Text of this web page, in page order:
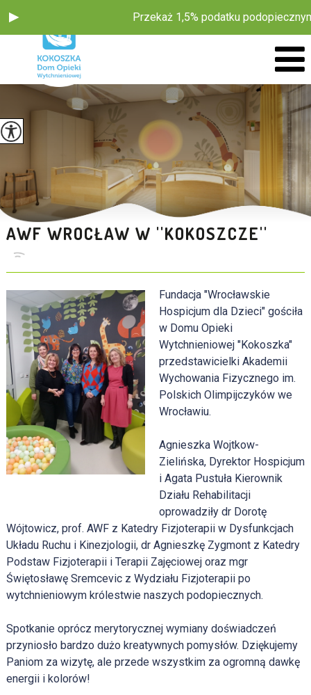
Przekaż 1,5% podatku
AWF WROCŁAW W ''KOKOSZCZE''
Fundacja "Wrocławskie
Hospicjum dla Dzieci"gościła
w Domu Opieki
Wytchnieniowej "Kokoszka"
przedstawicielki Akademii
Wychowania Fizycznego im.
Polskich Olimpijczyków we
Wrocławiu.
Agnieszka Wojtkow-
Zielińska, Dyrektor Hospicjum
i Agata PustułaKierownik
Działu Rehabilitacji
oprowadziły dr Dorotę
Wójtowicz, prof. AWF z Katedry Fizjoterapii w Dysfunkcjach
Układu Ruchu i Kinezjologii, dr Agnieszkę Zygmont z Katedry
Podstaw Fizjoterapii i Terapii Zajęciowej oraz mgr
Świętosławę Sremcevic z Wydziału Fizjoterapii po
wytchnieniowym królestwie naszych podopiecznych.
Spotkanie oprócz merytorycznej wymiany doświadczeń
przyniosło bardzo dużo kreatywnych pomysłów. Dziękujemy
Paniom za wizytę, ale przede wszystkim za ogromną dawkę
energii i kolorów!